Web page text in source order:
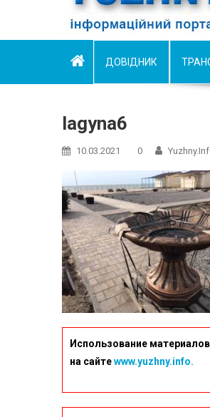
ДОВІДНИК
lagyna6
10.03.2021 0
Использование
на сайтеwww.yuzhny.info.